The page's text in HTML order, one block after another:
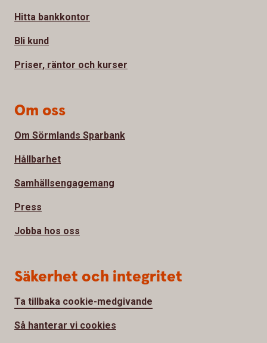
Hitta bankkontor
Bli kund
Priser, räntor och kurser
Om oss
Om Sörmlands Sparbank
Hållbarhet
Samhällsengagemang
Press
Jobba hos oss
Säkerhet och integritet
Ta tillbaka cookie-medgivande
Så hanterar vi cookies